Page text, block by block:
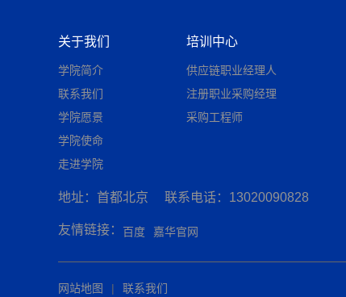
关于我们
学院简介
联系我们
学院愿景
学院使命
走进学院
培训中心
供应链职业经理人
注册职业采购经理
采购工程师
地址：首都北京 联系电话：13020090828
友情链接： 百度 嘉华官网
网站地图 | 联系我们